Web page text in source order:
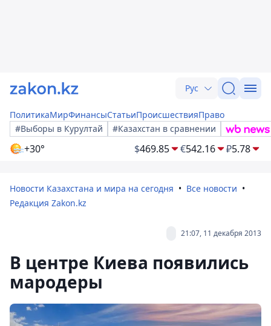
Рус
ПолитикаМирФинансыСтатьиПроисшествияПраво
#Выборы в Курултай
#Казахстан в сравнении
+30° $469.85 €542.16 ₽5.78
Новости Казахстана и мира на сегодня
Все новости
Редакция Zakon.kz
21:07, 11 декабря 2013
В центре Киева появились
мародеры